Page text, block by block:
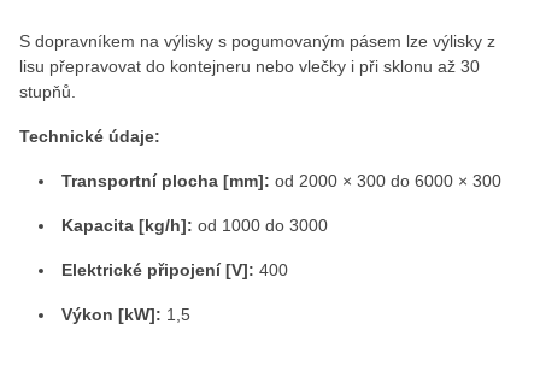
S dopravníkem na výlisky s pogumovaným pásem lze výlisky z
lisu přepravovat do kontejneru nebo vlečky i při sklonu až 30
stupňů.
Technické údaje:
Transportní plocha [mm]: od 2000 × 300 do 6000 × 300
Kapacita [kg/h]: od 1000 do 3000
Elektrické připojení [V]: 400
Výkon [kW]: 1,5